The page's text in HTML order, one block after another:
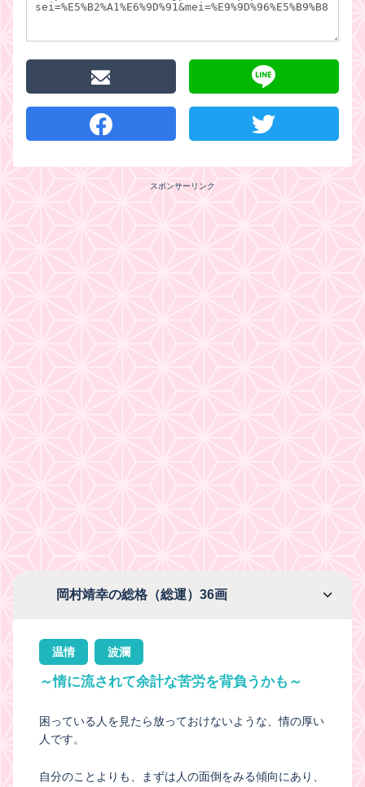
スポンサーリンク
岡村靖幸の総格（総運）36画
温情 波瀾
～情に流されて余計な苦労を背負うかも～
困っている人を見たら放っておけないような、情の厚い
人です。
自分のことよりも、まずは人の面倒をみる傾向にあり、